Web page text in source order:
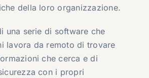
della loro organizzazione.
una serie di software che
lavora da remoto di trovare
che cerca e di
con i propri